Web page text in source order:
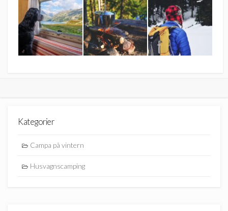
Kategorier
Campa på vintern
Husvagnscamping